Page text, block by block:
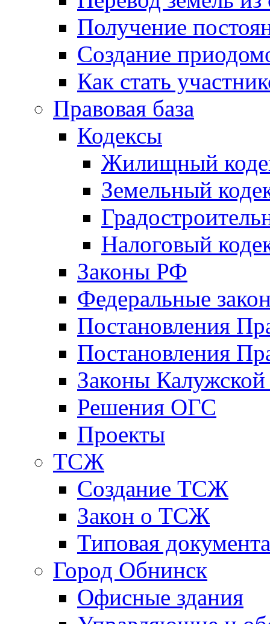
Получение
Создание
Как стать
Правовая база
Кодексы
Жилищный
Земельный
Налоговый
Законы РФ
Федеральные
Постановления
Постановления
Законы Калужской
Решения ОГС
Проекты
ТСЖ
Создание ТСЖ
Закон о ТСЖ
Типовая
Город Обнинск
Офисные здания